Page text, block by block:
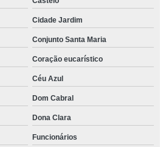
Cidade Jardim
Conjunto Santa Maria
Coração eucarístico
Céu Azul
Dom Cabral
Dona Clara
Funcionários